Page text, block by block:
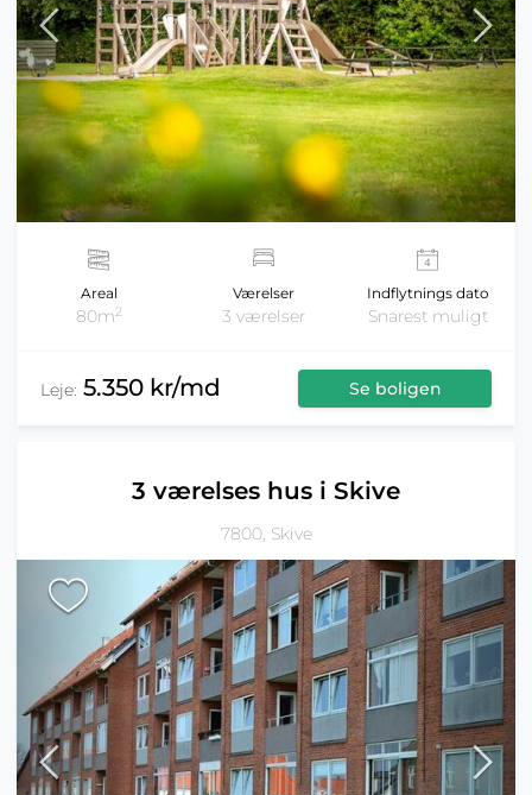
Areal
80m2
Værelser
3 værelser
Indflytnings dato
Snarest muligt
Leje: 5.350 kr/md Se boligen
3 værelses hus i Skive
7800, Skive